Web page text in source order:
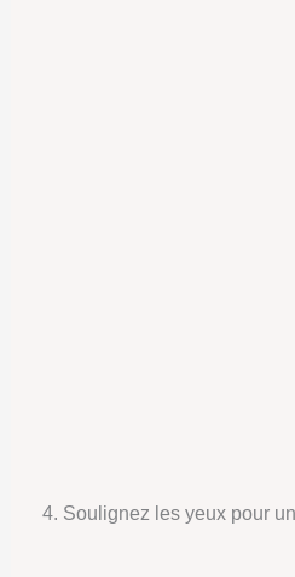
4. Soulignez les yeux pour